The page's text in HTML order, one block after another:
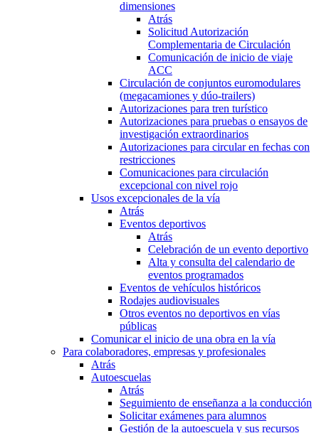
dimensiones
Atrás
Solicitud Autorización
Complementaria de Circulación
Comunicación de inicio de viaje
ACC
Circulación de conjuntos euromodulares
(megacamiones y dúo-trailers)
Autorizaciones para tren turístico
Autorizaciones para pruebas o ensayos de
investigación extraordinarios
Autorizaciones para circular en fechas con
restricciones
Comunicaciones para circulación
excepcional con nivel rojo
Usos excepcionales de la vía
Atrás
Eventos deportivos
Atrás
Celebración de un evento deportivo
Alta y consulta del calendario de
eventos programados
Eventos de vehículos históricos
Rodajes audiovisuales
Otros eventos no deportivos en vías
públicas
Comunicar el inicio de una obra en la vía
Para colaboradores, empresas y profesionales
Atrás
Autoescuelas
Atrás
Seguimiento de enseñanza a la conducción
Solicitar exámenes para alumnos
Gestión de la autoescuela y sus recursos